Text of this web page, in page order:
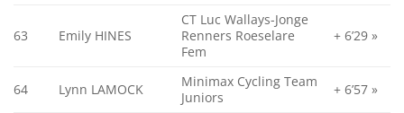
63 Emily HINES
CT Luc Wallays-Jonge
Renners Roeselare
Fem
+ 6’29 »
64 Lynn LAMOCK
Minimax Cycling Team
Juniors
+ 6’57 »